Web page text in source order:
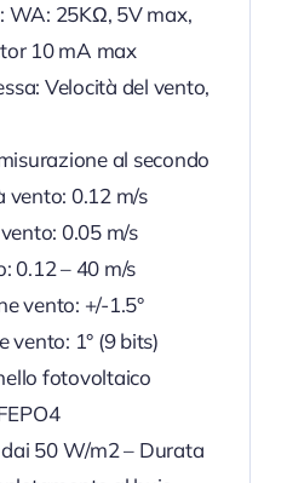
WA: 25KΩ, 5V max,
10 mA max
Velocità del vento,
al secondo
vento: 0.12 m/s
0.05 m/s
0.12 – 40 m/s
vento: +/-1.5°
vento: 1° (9 bits)
fotovoltaico
50 W/m2 – Durata